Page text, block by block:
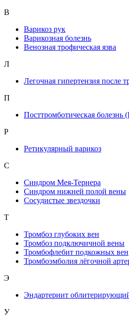
В
Варикоз рук
Варикозная болезнь
Венозная трофическая язва
Л
Легочная гипертензия после
П
Посттромботическая
Р
Ретикулярный варикоз
С
Синдром Мея-Тернера
Синдром нижней полой вены
Сосудистые звездочки
Т
Тромбоз глубоких вен
Тромбоз подключичной вены
Тромбофлебит подкожных вен
Тромбоэмболия лёгочной
Э
Эндартериит
У